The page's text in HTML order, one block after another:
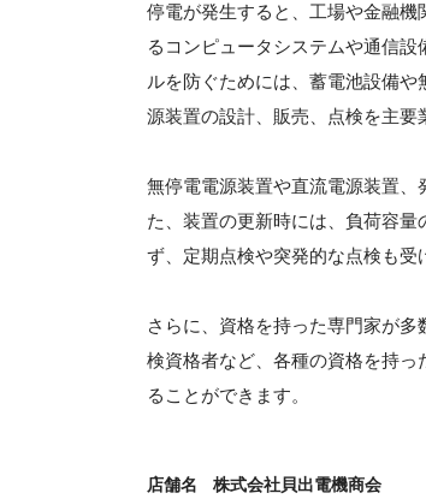
停電が発生すると、工場や金融
るコンピュータシステムや通信
ルを防ぐためには、蓄電池設備や
源装置の設計、販売、点検を主要
無停電電源装置や直流電源装置
た、装置の更新時には、負荷容
ず、定期点検や突発的な点検も受
さらに、資格を持った専門家が
検資格者など、各種の資格を持
ることができます。
店舗名 株式会社貝出電機商会